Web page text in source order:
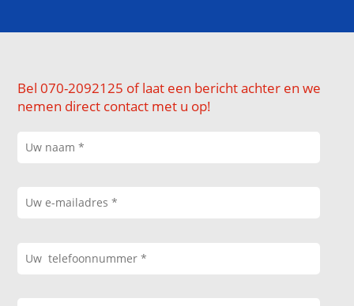
Bel 070-2092125 of laat een bericht achter en we
nemen direct contact met u op!